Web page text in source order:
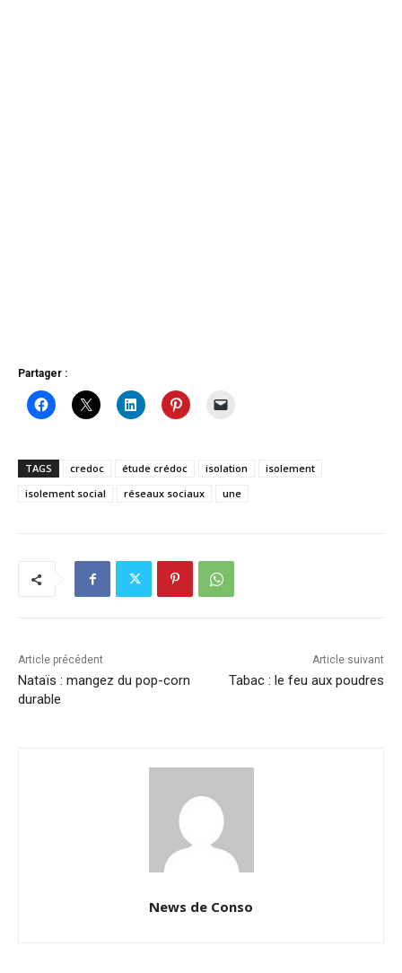
Partager :
TAGS credoc étude crédoc isolation
isolement
isolement social
réseaux sociaux une
Article précédent
Nataïs : mangez du pop-corn
durable
Article suivant
Tabac : le feu aux poudres
News de Conso